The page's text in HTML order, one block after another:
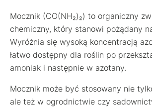
Mocznik (CO(NH₂)₂) to organiczny
chemiczny, który stanowi pożądany
Wyróżnia się wysoką koncentracją
łatwo dostępny dla roślin po
amoniak i następnie w azotany.
Mocznik może być stosowany nie
ale też w ogrodnictwie czy